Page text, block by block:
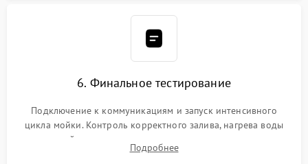
6. Финальное тестирование
Подключение к коммуникациям и запуск интенсивного
цикла мойки. Контроль корректного залива, нагрева воды
до нужной температуры, отсутствия посторонних шумов,
штатного слива и абсолютной сухости в поддоне.
Подробнее